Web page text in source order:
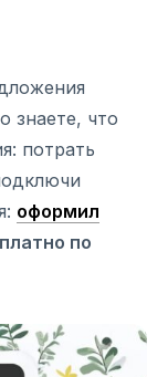
знаете, что
потрать
оформил
по